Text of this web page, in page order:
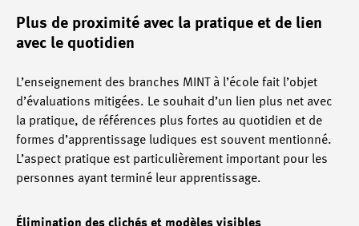
Plus de proximité avec la pratique et de lien
avec le quotidien
L’enseignement des branches MINT à l’école fait l’objet
d’évaluations mitigées. Le souhait d’un lien plus net avec
la pratique, de références plus fortes au quotidien et de
formes d’apprentissage ludiques est souvent mentionné.
L’aspect pratique est particulièrement important pour les
personnes ayant terminé leur apprentissage.